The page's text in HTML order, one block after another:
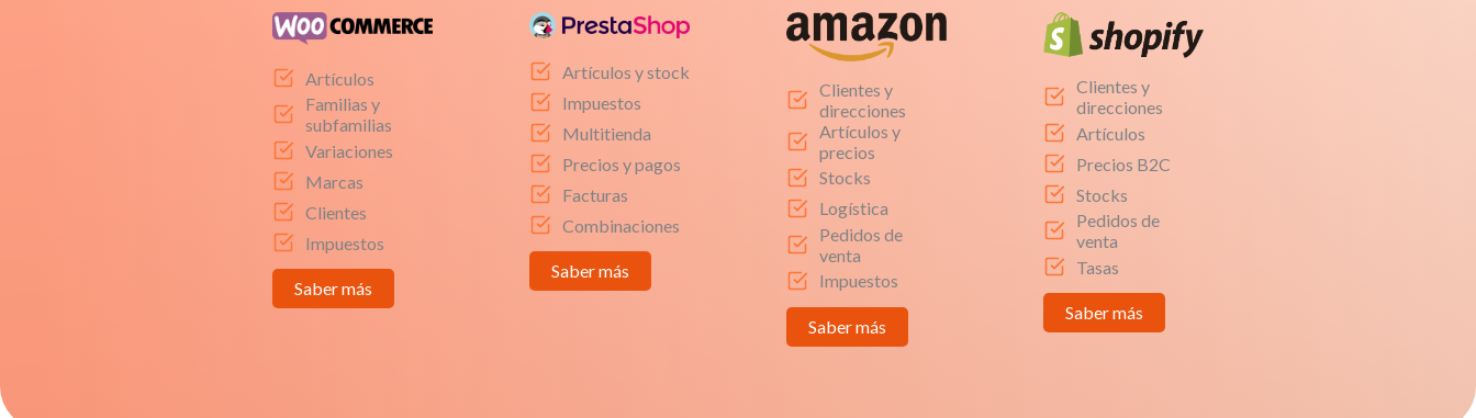
Artículos
Familias y
subfamilias
Variaciones
Marcas
Clientes
Impuestos
Saber más
Artículos y stock
Impuestos
Multitienda
Precios y pagos
Facturas
Combinaciones
Saber más
Clientes y
direcciones
Artículos y
precios
Stocks
Logística
Pedidos de
venta
Impuestos
Saber más
Clientes y
direcciones
Artículos
Precios B2C
Stocks
Pedidos de
venta
Tasas
Saber más